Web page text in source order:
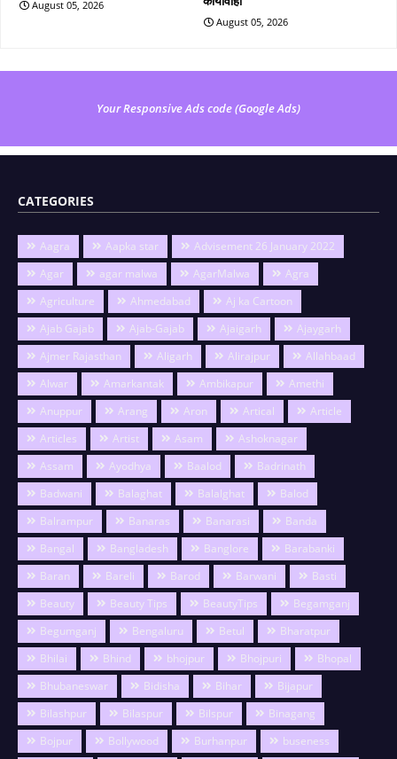
August 05, 2026
August 05, 2026
Your Responsive Ads code (Google Ads)
CATEGORIES
Aagra Aapka star
Advisement 26 January 2022
Agar
agar malwa AgarMalwa
Agra
Agriculture
Ahmedabad
Aj ka Cartoon
Ajab Gajab
Ajab-Gajab Ajaigarh
Ajaygarh
Ajmer Rajasthan
Aligarh Alirajpur
Allahbaad
Alwar
Amarkantak Ambikapur
Amethi
Anuppur
Arang Aron Artical
Article
Articles
Artist Asam
Ashoknagar
Assam
Ayodhya Baalod
Badrinath
Badwani
Balaghat Balalghat
Balod
Balrampur
Banaras Banarasi
Banda
Bangal
Bangladesh Banglore
Barabanki
Baran
Bareli Barod Barwani
Basti
Beauty
Beauty Tips BeautyTips
Begamganj
Begumganj
Bengaluru Betul
Bharatpur
Bhilai
Bhind bhojpur Bhojpuri
Bhopal
Bhubaneswar
Bidisha Bihar
Bijapur
Bilashpur
Bilaspur Bilspur
Binagang
Bojpur
Bollywood Burhanpur
buseness